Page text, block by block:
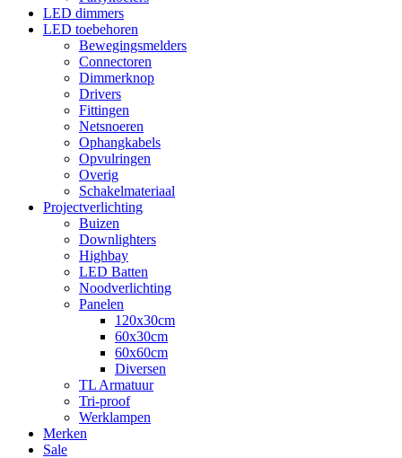
LED dimmers
LED toebehoren
Bewegingsmelders
Connectoren
Dimmerknop
Drivers
Fittingen
Netsnoeren
Ophangkabels
Opvulringen
Overig
Schakelmateriaal
Projectverlichting
Buizen
Downlighters
Highbay
LED Batten
Noodverlichting
Panelen
120x30cm
60x30cm
60x60cm
Diversen
TL Armatuur
Tri-proof
Werklampen
Merken
Sale